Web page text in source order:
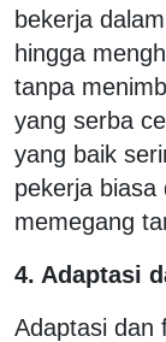
bekerja
hingga
tanpa
yang serba
yang baik
pekerja biasa
memegang
4. Adaptasi
Adaptasi dan